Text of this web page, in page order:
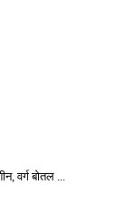
वर्ग बोतल ...